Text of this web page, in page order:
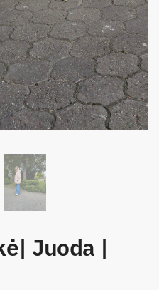
Juoda |